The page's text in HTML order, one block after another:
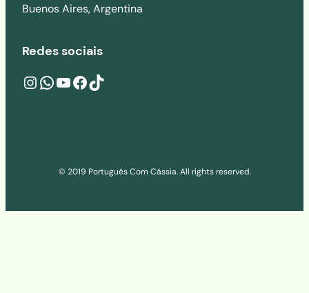
Buenos Aires, Argentina
Redes sociais
Instagramwa.me/541160273686 YouTube Facebook TikTok
© 2019 Português Com Cássia. All rights reserved.